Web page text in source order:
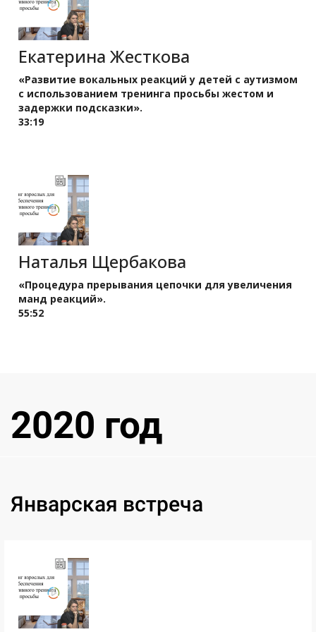
Екатерина Жесткова
«Развитие вокальных реакций у детей с аутизмом
с использованием тренинга просьбы жестом и
задержки подсказки».
33:19
Наталья Щербакова
«Процедура прерывания цепочки для увеличения
манд реакций».
55:52
2020 год
Январская встреча